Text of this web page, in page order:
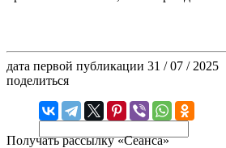
дата первой публикации 31 / 07 / 2025
поделиться
Получать рассылку «Сеанса»